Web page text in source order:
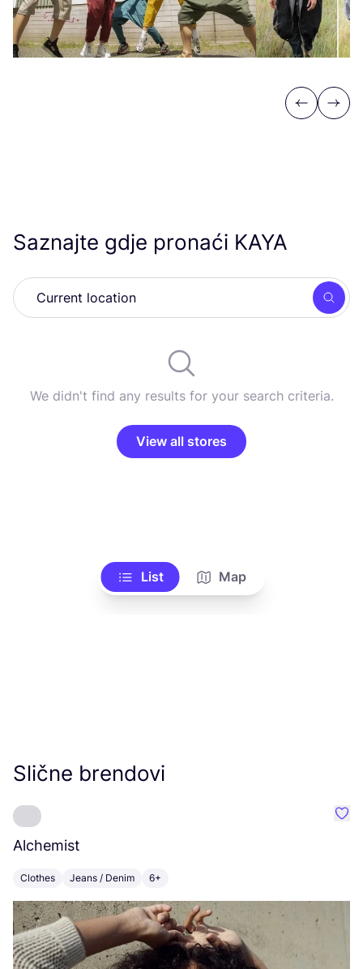
Previous
Next
Saznajte gdje pronaći KAYA
We didn't find any results for your search criteria.
View all stores
List Map
Slične brendovi
Alchemist
Clothes Jeans / Denim 6+